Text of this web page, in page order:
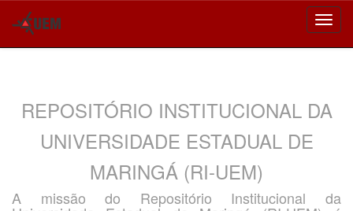
REPOSITÓRIO INSTITUCIONAL DA
UNIVERSIDADE ESTADUAL DE
MARINGÁ (RI-UEM)
A missão do Repositório Institucional da